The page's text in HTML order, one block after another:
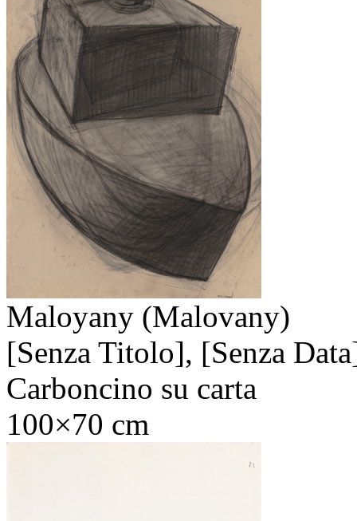
Maloyany (Malovany)
[Senza Titolo], [Senza
Carboncino su carta
100×70 cm